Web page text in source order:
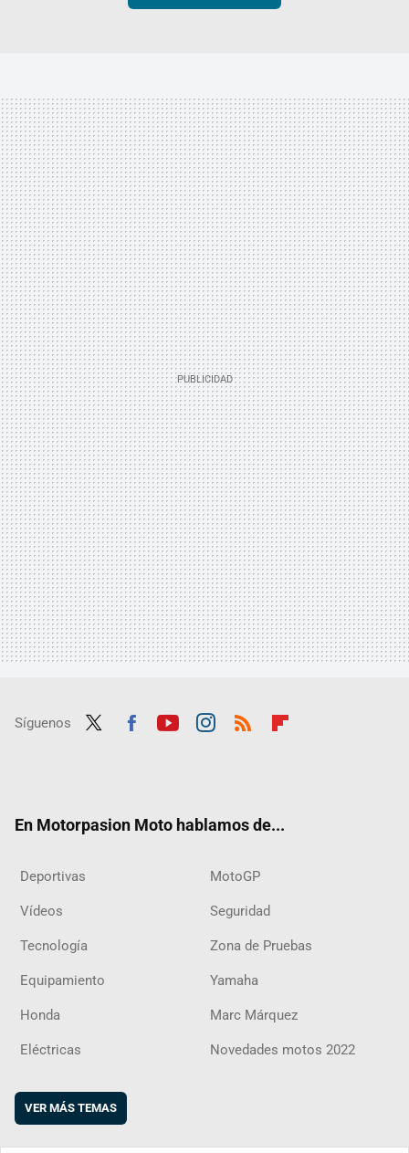
Síguenos
En Motorpasion Moto hablamos de...
Deportivas MotoGP
Vídeos Seguridad
Tecnología Zona de Pruebas
Equipamiento Yamaha
Honda Marc Márquez
Eléctricas Novedades motos 2022
VER MÁS TEMAS